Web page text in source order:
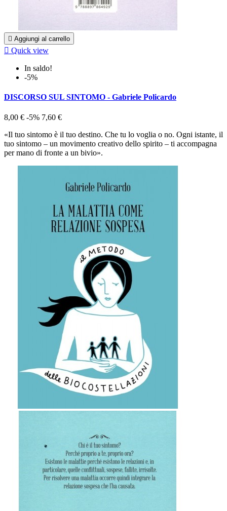
 Aggiungi al carrello
 Quick view
In saldo!
-5%
DISCORSO SUL SINTOMO - Gabriele Policardo
8,00 € -5% 7,60 €
«Il tuo sintomo è il tuo destino. Che tu lo voglia o no. Ogni istante, il
tuo sintomo – un movimento creativo dello spirito – ti accompagna
per mano di fronte a un bivio».